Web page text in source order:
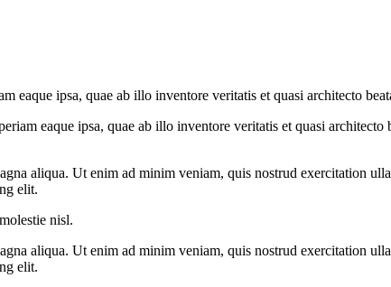
eaque ipsa, quae ab illo inventore veritatis et quasi architecto
eaque ipsa, quae ab illo inventore veritatis et quasi architecto
aliqua. Ut enim ad minim veniam, quis nostrud exercitation
elit.
nisl.
aliqua. Ut enim ad minim veniam, quis nostrud exercitation
elit.